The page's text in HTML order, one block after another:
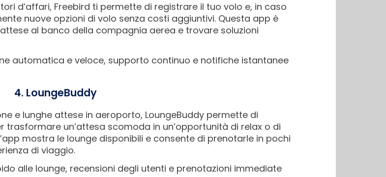
d’affari, Freebird ti permette di registrare il tuo volo e, in caso
nuove opzioni di volo senza costi aggiuntivi. Questa app è
al banco della compagnia aerea e trovare soluzioni
automatica e veloce, supporto continuo e notifiche istantanee
4. LoungeBuddy
e lunghe attese in aeroporto, LoungeBuddy permette di
un’attesa scomoda in un’opportunità di relax o di
mostra le lounge disponibili e consente di prenotarle in pochi
di viaggio.
alle lounge, recensioni degli utenti e prenotazioni immediate